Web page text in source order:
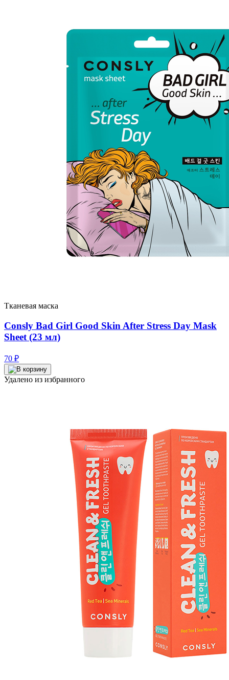
Тканевая маска
Consly Bad Girl Good Skin After Stress Day Mask
Sheet (23 мл)
70 ₽
Удалено из избранного